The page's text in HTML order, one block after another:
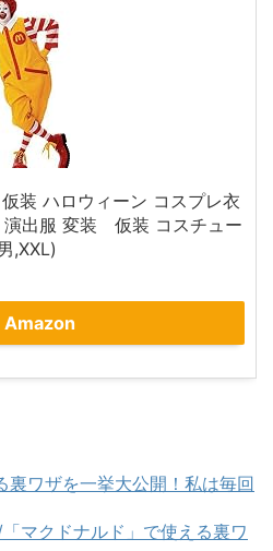
装 ハロウィーン コスプレ衣
出服 変装 仮装 コスチュー
,XXL)
Amazon
裏ワザを一挙大公開！私は毎回
マクドナルド」で使える裏ワ